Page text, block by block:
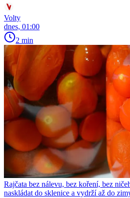
Volty
dnes, 01:00
2 min
Rajčata bez nálevu, bez koření, bez
naskládat do sklenice a vydrží až do